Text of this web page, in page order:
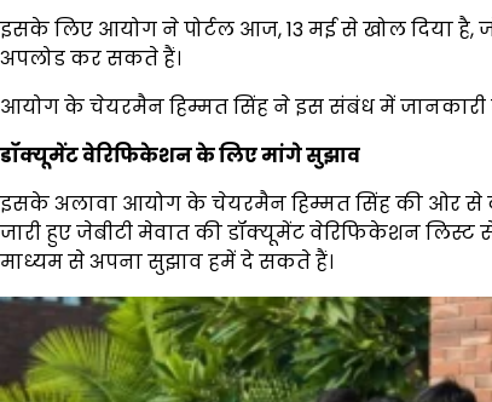
इसके लिए आयोग ने पोर्टल आज, 13 मई से खोल दिया है,
अपलोड कर सकते हैं।
आयोग के चेयरमैन हिम्मत सिंह ने इस संबंध में जानकारी
डॉक्यूमेंट वेरिफिकेशन के लिए मांगे सुझाव
इसके अलावा आयोग के चेयरमैन हिम्मत सिंह की ओर से
जारी हुए जेबीटी मेवात की डॉक्यूमेंट वेरिफिकेशन लिस्ट
माध्यम से अपना सुझाव हमें दे सकते हैं।